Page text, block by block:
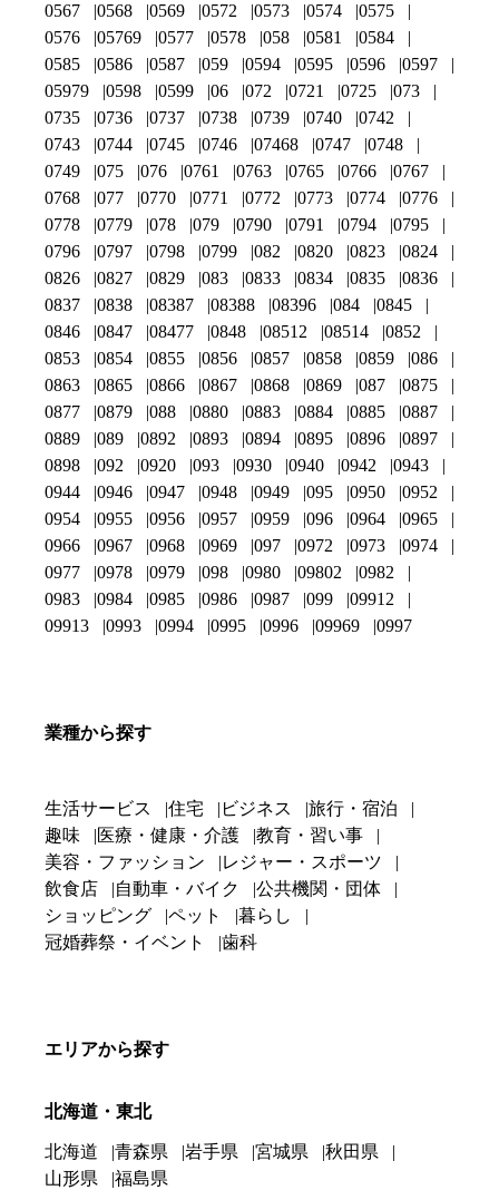
0567
0568 0569 0572 0573 0574
0575
0576
05769 0577 0578 058 0581
0584
0585
0586 0587 059 0594 0595 0596
0597
05979
0598 0599 06 072 0721 0725
073
0735
0736 0737 0738 0739 0740
0742
0743
0744 0745 0746 07468 0747
0748
0749
075 076 0761 0763 0765 0766
0767
0768
077 0770 0771 0772 0773 0774
0776
0778
0779 078 079 0790 0791 0794
0795
0796
0797 0798 0799 082 0820 0823
0824
0826
0827 0829 083 0833 0834 0835
0836
0837
0838 08387 08388 08396 084
0845
0846
0847 08477 0848 08512 08514
0852
0853
0854 0855 0856 0857 0858 0859
086
0863
0865 0866 0867 0868 0869 087
0875
0877
0879 088 0880 0883 0884 0885
0887
0889
089 0892 0893 0894 0895 0896
0897
0898
092 0920 093 0930 0940 0942
0943
0944
0946 0947 0948 0949 095 0950
0952
0954
0955 0956 0957 0959 096 0964
0965
0966
0967 0968 0969 097 0972 0973
0974
0977
0978 0979 098 0980 09802
0982
0983
0984 0985 0986 0987 099
09912
09913
0993 0994 0995 0996 09969 0997
業種から探す
生活サービス 住宅 ビジネス
旅行・宿泊
趣味
医療・健康・介護
教育・習い事
美容・ファッション
レジャー・スポーツ
飲食店
自動車・バイク
公共機関・団体
ショッピング
ペット
暮らし
冠婚葬祭・イベント
歯科
エリアから探す
北海道・東北
北海道 青森県 岩手県 宮城県
秋田県
山形県
福島県